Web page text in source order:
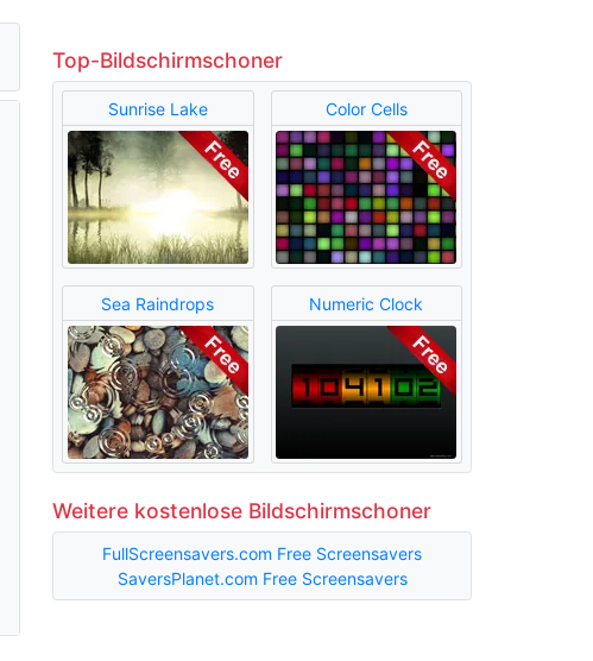
Top-Bildschirmschoner
Sunrise Lake Color Cells
Sea Raindrops Numeric Clock
Weitere kostenlose Bildschirmschoner
FullScreensavers.com Free Screensavers
SaversPlanet.com Free Screensavers